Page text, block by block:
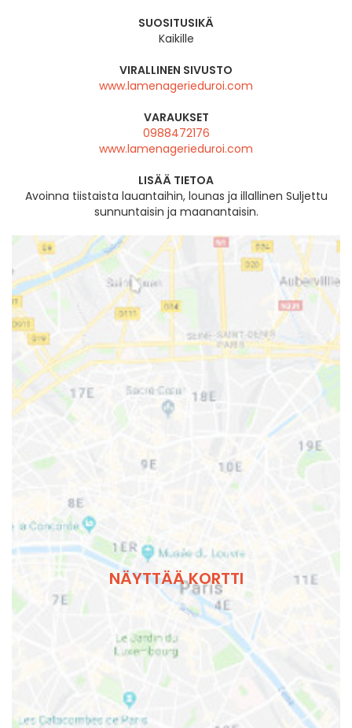
SUOSITUSIKÄ
Kaikille
VIRALLINEN SIVUSTO
www.lamenagerieduroi.com
VARAUKSET
0988472176
www.lamenagerieduroi.com
LISÄÄ TIETOA
Avoinna tiistaista lauantaihin, lounas ja illallinen Suljettu
sunnuntaisin ja maanantaisin.
NÄYTTÄÄ KORTTI